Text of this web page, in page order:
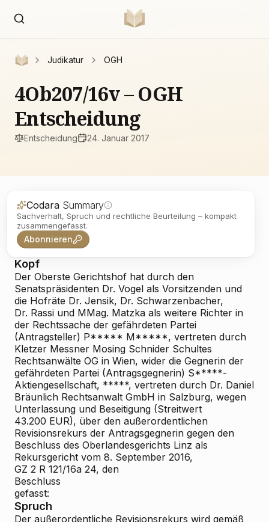
Judikatur OGH
4Ob207/16v – OGH
Entscheidung
Entscheidung 24. Januar 2017
Codara Summary
Sachverhalt, Spruch und rechtliche Beurteilung – kompakt
zusammengefasst.
Abonnieren
Kopf
Der Oberste Gerichtshof hat durch den
Senatspräsidenten Dr. Vogel als Vorsitzenden und
die Hofräte Dr. Jensik, Dr. Schwarzenbacher,
Dr. Rassi und MMag. Matzka als weitere Richter in
der Rechtssache der gefährdeten Partei
(Antragsteller) P***** M*****, vertreten durch
Kletzer Messner Mosing Schnider Schultes
Rechtsanwälte OG in Wien, wider die Gegnerin der
gefährdeten Partei (Antragsgegnerin) S*****-
Aktiengesellschaft, *****, vertreten durch Dr. Daniel
Bräunlich Rechtsanwalt GmbH in Salzburg, wegen
Unterlassung und Beseitigung (Streitwert
43.200 EUR), über den außerordentlichen
Revisionsrekurs der Antragsgegnerin gegen den
Beschluss des Oberlandesgerichts Linz als
Rekursgericht vom 8. September 2016,
GZ 2 R 121/16a 24, den
Beschluss
gefasst:
Spruch
Der außerordentliche Revisionsrekurs wird gemäß